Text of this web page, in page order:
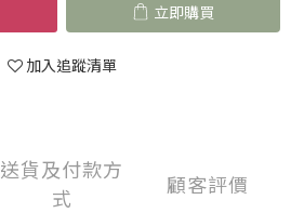
立即購買
加入追蹤清單
送貨及付款方
式
顧客評價